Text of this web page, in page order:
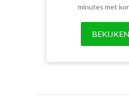
minutes met
BEKIJKEN